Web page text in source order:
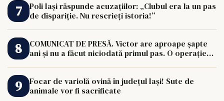
Poli Iași răspunde acuzațiilor: „Clubul era la un pas
de dispariție. Nu rescrieți istoria!”
COMUNICAT DE PRESĂ. Victor are aproape șapte
ani și nu a făcut niciodată primul pas. O operație
Focar de variolă ovină în județul Iași! Sute de
animale vor fi sacrificate